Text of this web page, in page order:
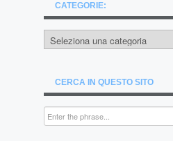
CATEGORIE:
Categorie:
CERCA IN QUESTO SITO